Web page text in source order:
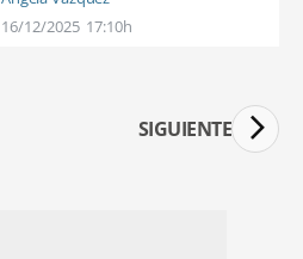
16/12/2025 17:10h
SIGUIENTE